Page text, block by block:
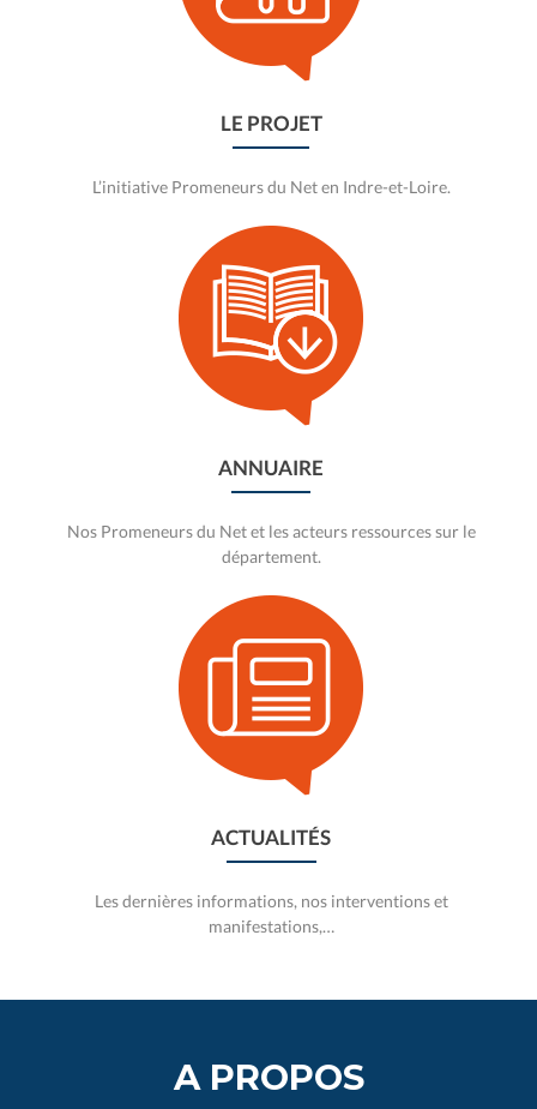
LE PROJET
L’initiative Promeneurs du Net en Indre-et-Loire.
Aller
vers
Annuaire
ANNUAIRE
Nos Promeneurs du Net et les acteurs ressources sur le
département.
Aller
vers
Actualités
ACTUALITÉS
Les dernières informations, nos interventions et
manifestations,…
A PROPOS